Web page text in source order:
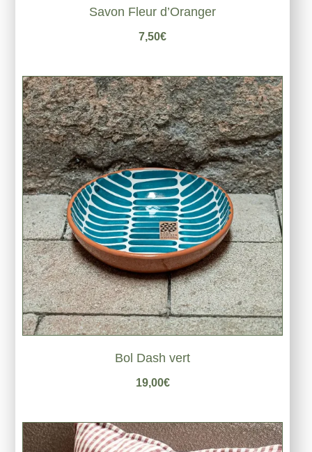
Savon Fleur d’Oranger
7,50€
Bol Dash vert
19,00€